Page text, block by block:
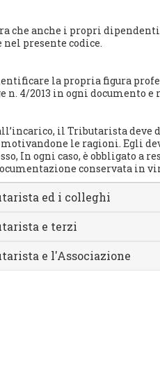
che anche i propri
presente codice.
la propria figura
4/2013 in ogni documento
il Tributarista
motivandone le ragioni. Egli
In ogni caso, è obbligato a
conservata in
ed i colleghi
e terzi
e l'Associazione